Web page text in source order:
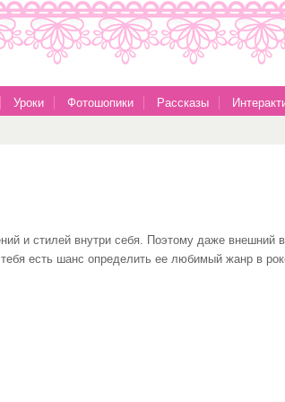
Уроки Фотошопики Рассказы
и стилей внутри себя. Поэтому даже внешний
есть шанс определить ее любимый жанр в